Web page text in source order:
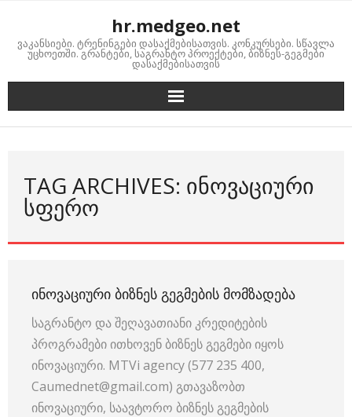
content
hr.medgeo.net
ვაკანსიები. ტრენინგები დასაქმებისათვის. კონკურსები. სწავლა
უცხოეთში. გრანტები, საგრანტო პროექტები, ბიზნეს-გეგმები
დასაქმებისათვის
TAG ARCHIVES: ᲘᲜᲝᲕᲐᲪᲘᲣᲠᲘ
ᲡᲤᲔᲠᲝ
ᲘᲜᲝᲕᲐᲪᲘᲣᲠᲘ ᲑᲘᲖᲜᲔᲡ ᲒᲔᲒᲛᲔᲑᲘᲡ ᲛᲝᲛᲖᲐᲓᲔᲑᲐ
საგრანტო და შეღავათიანი კრედიტების
პროგრამები ითხოვენ ბიზნეს გეგმები იყოს
ინოვაციური. MTVi agency (577 235 400,
Caumednet@gmail.com) გთავაზობთ
ინოვაციური, საავტორო ბიზნეს გეგმების